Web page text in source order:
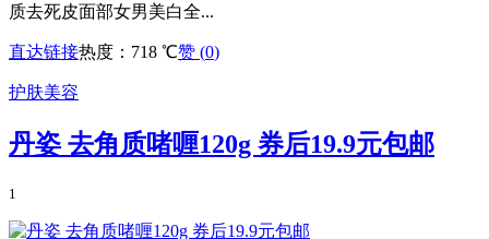
质去死皮面部女男美白全...
直达链接热度：718 ℃赞 (0)
护肤美容
丹姿 去角质啫喱120g 券后19.9元包邮
1